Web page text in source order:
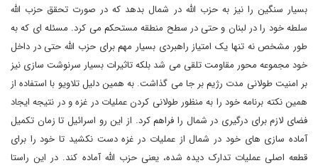
بسیار سنگین را نیز به حزب الله در شمال بدهد که در صورت تحقق حزب الله
سلطه خود را در لبنان و حتی در سطح منطقه مستحکم می کرد. مسئله ای که به
طور مشخص نه تنها یک امتیاز راهبردی بسیار مهم برای حزب الله حتی در داخل
خود مجموعه محور مقاومت تلقی می شد بلکه تاثیرات بسیار سرنوشت سازی نیز
بر امنیت طولانی مدت رژیم بر جا می گذاشت. به همین دلیل تلاویو با استفاده از
همین نکته برنامه خود را به منظور طولانی کردن عملیات در غزه و در نتیجه ایجاد
فضای لازم برای درگیری در شمال را فراهم کرد. از این رو اسرائیل تا زمان تکمیل
آماده سازی های خود در شمال از عملیات در غزه دست نکشید تا خود را برای
قطعه اصلی عملیات تدارک دیده شده، یعنی حزب الله آماده کند. در این راستا